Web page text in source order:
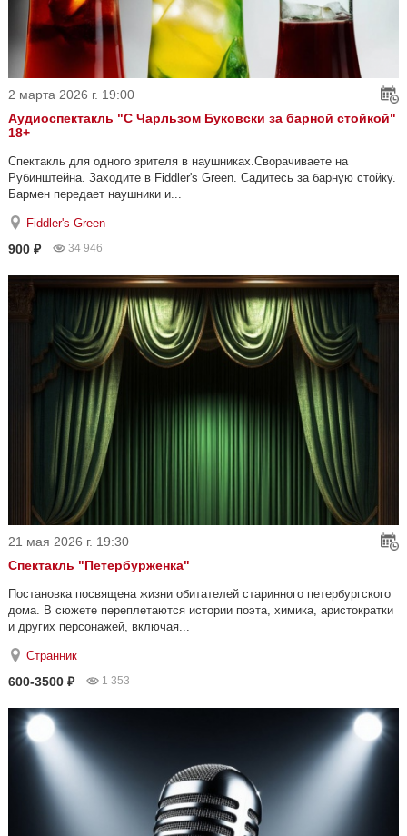
2 марта 2026 г. 19:00
Аудиоспектакль "С Чарльзом Буковски за барной стойкой"
18+
Спектакль для одного зрителя в наушниках.Сворачиваете на
Рубинштейна. Заходите в Fiddler's Green. Садитесь за барную стойку.
Бармен передает наушники и...
Fiddler's Green
900 ₽ 34 946
21 мая 2026 г. 19:30
Спектакль "Петербурженка"
Постановка посвящена жизни обитателей старинного петербургского
дома. В сюжете переплетаются истории поэта, химика, аристократки
и других персонажей, включая...
Странник
600-3500 ₽ 1 353